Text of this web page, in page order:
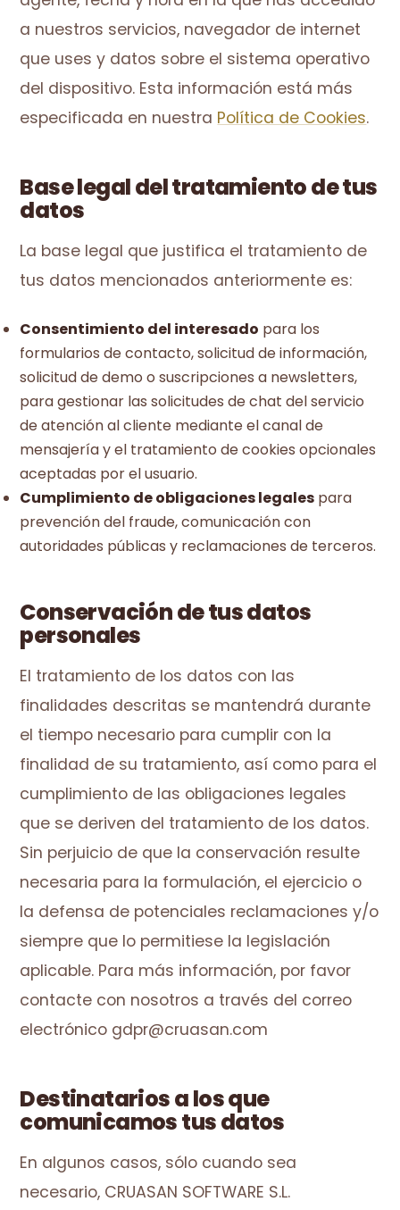
a nuestros servicios, navegador de internet
que uses y datos sobre el sistema operativo
del dispositivo. Esta información está más
especificada en nuestra Política de Cookies.
Base legal del tratamiento de tus
datos
La base legal que justifica el tratamiento de
tus datos mencionados anteriormente es:
Consentimiento del interesado para los
formularios de contacto, solicitud de información,
solicitud de demo o suscripciones a newsletters,
para gestionar las solicitudes de chat del servicio
de atención al cliente mediante el canal de
mensajería y el tratamiento de cookies opcionales
aceptadas por el usuario.
Cumplimiento de obligaciones legales para
prevención del fraude, comunicación con
autoridades públicas y reclamaciones de terceros.
Conservación de tus datos
personales
El tratamiento de los datos con las
finalidades descritas se mantendrá durante
el tiempo necesario para cumplir con la
finalidad de su tratamiento, así como para el
cumplimiento de las obligaciones legales
que se deriven del tratamiento de los datos.
Sin perjuicio de que la conservación resulte
necesaria para la formulación, el ejercicio o
la defensa de potenciales reclamaciones y/o
siempre que lo permitiese la legislación
aplicable. Para más información, por favor
contacte con nosotros a través del correo
electrónico gdpr@cruasan.com
Destinatarios a los que
comunicamos tus datos
En algunos casos, sólo cuando sea
necesario, CRUASAN SOFTWARE S.L.